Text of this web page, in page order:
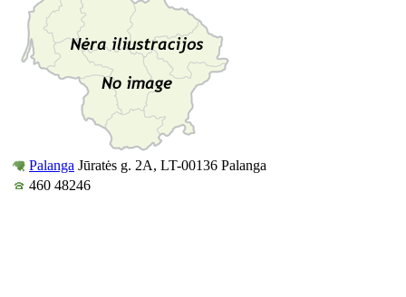
Palanga Jūratės g. 2A, LT-00136 Palanga
460 48246